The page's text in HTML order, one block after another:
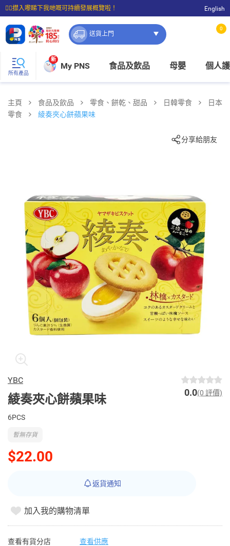
☝🏼㩒入嚟睇下我哋嘅可持續發展概覽啦！
⭐購物滿$399即享免費送貨；滿$100即可免費店取。
English
送貨上門
0
所有產品
新
My PNS 食品及飲品 母嬰 個人
主頁 食品及飲品 零食、餅乾、甜品 日韓零食
日本
零食
綾奏夾心餅蘋果味
分享給朋友
YBC
綾奏夾心餅蘋果味 0.0(0 評價)
6PCS
$22.00
暫無存貨
返貨通知
加入我的購物清單
查看有貨分店 查看供應